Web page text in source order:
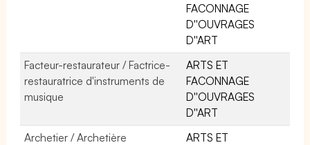
FACONNAGE
D''OUVRAGES
D''ART
Facteur-restaurateur / Factrice-
restauratrice d'instruments de
musique
ARTS ET
FACONNAGE
D''OUVRAGES
D''ART
Archetier / Archetière
ARTS ET